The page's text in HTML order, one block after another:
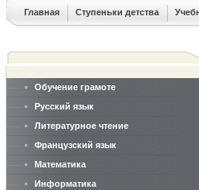
Главная Ступеньки детства
Обучение грамоте
Русский язык
Литературное чтение
Французский язык
Математика
Информатика